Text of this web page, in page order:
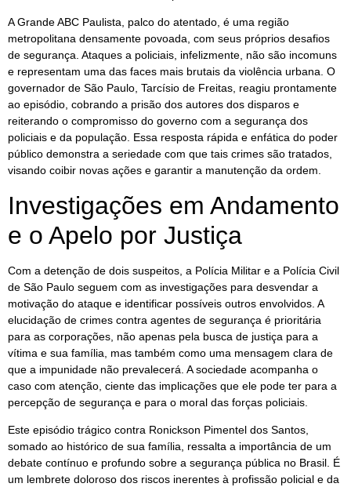
A Grande ABC Paulista, palco do atentado, é uma região
metropolitana densamente povoada, com seus próprios desafios
de segurança. Ataques a policiais, infelizmente, não são incomuns
e representam uma das faces mais brutais da violência urbana. O
governador de São Paulo, Tarcísio de Freitas, reagiu prontamente
ao episódio, cobrando a prisão dos autores dos disparos e
reiterando o compromisso do governo com a segurança dos
policiais e da população. Essa resposta rápida e enfática do poder
público demonstra a seriedade com que tais crimes são tratados,
visando coibir novas ações e garantir a manutenção da ordem.
Investigações em Andamento
e o Apelo por Justiça
Com a detenção de dois suspeitos, a Polícia Militar e a Polícia Civil
de São Paulo seguem com as investigações para desvendar a
motivação do ataque e identificar possíveis outros envolvidos. A
elucidação de crimes contra agentes de segurança é prioritária
para as corporações, não apenas pela busca de justiça para a
vítima e sua família, mas também como uma mensagem clara de
que a impunidade não prevalecerá. A sociedade acompanha o
caso com atenção, ciente das implicações que ele pode ter para a
percepção de segurança e para o moral das forças policiais.
Este episódio trágico contra Ronickson Pimentel dos Santos,
somado ao histórico de sua família, ressalta a importância de um
debate contínuo e profundo sobre a segurança pública no Brasil. É
um lembrete doloroso dos riscos inerentes à profissão policial e da